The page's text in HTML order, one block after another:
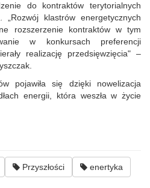
do kontraktów terytorialnych
„Rozwój klastrów energetycznych
rozszerzenie kontraktów w tym
w konkursach preferencji
realizację przedsięwzięcia" –
pojawiła się dzięki nowelizacja
energii, która weszła w życie
Przyszłości enertyka